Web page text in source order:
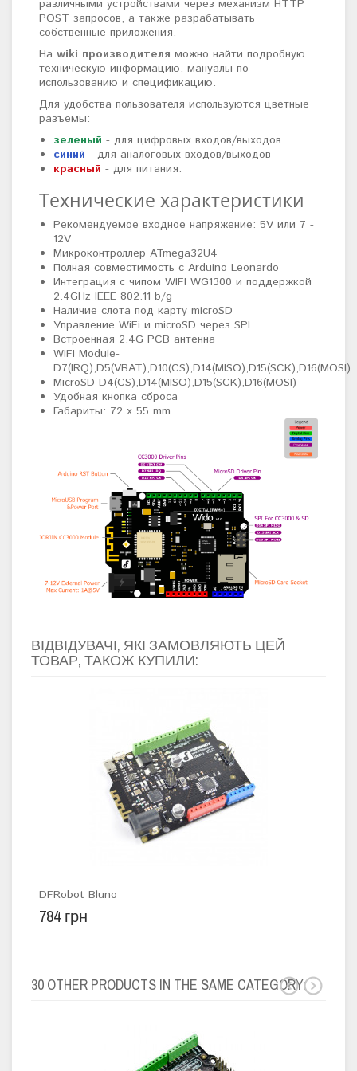
различными устройствами через механизм HTTP
POST запросов, а также разрабатывать
собственные приложения.
На wiki производителя можно найти подробную
техническую информацию, мануалы по
использованию и спецификацию.
Для удобства пользователя используются цветные
разъемы:
зеленый - для цифровых входов/выходов
синий - для аналоговых входов/выходов
красный - для питания.
Технические характеристики
Рекомендуемое входное напряжение: 5V или 7 -
12V
Микроконтроллер ATmega32U4
Полная совместимость с Arduino Leonardo
Интеграция с чипом WIFI WG1300 и поддержкой
2.4GHz IEEE 802.11 b/g
Наличие слота под карту microSD
Управление WiFi и microSD через SPI
Встроенная 2.4G PCB антенна
WIFI Module-
D7(IRQ),D5(VBAT),D10(CS),D14(MISO),D15(SCK),D16(MOSI)
MicroSD-D4(CS),D14(MISO),D15(SCK),D16(MOSI)
Удобная кнопка сброса
Габариты: 72 x 55 mm.
ВІДВІДУВАЧІ, ЯКІ ЗАМОВЛЯЮТЬ ЦЕЙ
ТОВАР, ТАКОЖ КУПИЛИ:
DFRobot Bluno
784 грн
30 OTHER PRODUCTS IN THE SAME CATEGORY: